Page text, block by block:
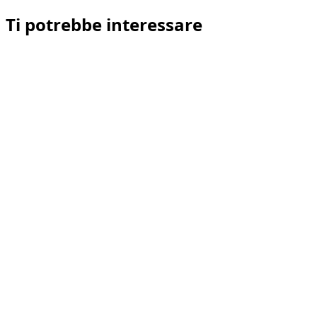
Ti potrebbe interessare